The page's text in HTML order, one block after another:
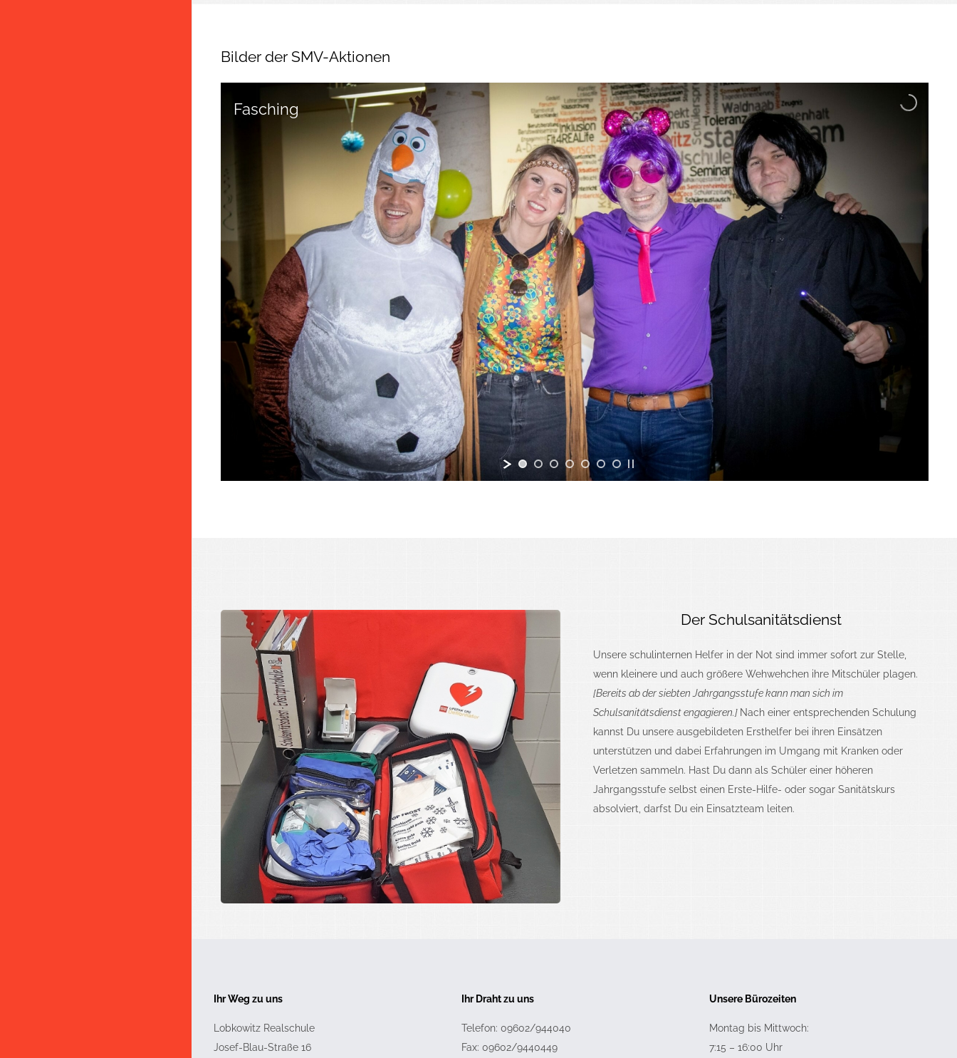
Bilder der SMV-Aktionen
Fasching
Der Schulsanitätsdienst
Unsere schulinternen Helfer in der Not sind immer sofort zur Stelle,
wenn kleinere und auch größere Wehwehchen ihre Mitschüler plagen.
[Bereits ab der siebten Jahrgangsstufe kann man sich im
Schulsanitätsdienst engagieren.] Nach einer entsprechenden Schulung
kannst Du unsere ausgebildeten Ersthelfer bei ihren Einsätzen
unterstützen und dabei Erfahrungen im Umgang mit Kranken oder
Verletzen sammeln. Hast Du dann als Schüler einer höheren
Jahrgangsstufe selbst einen Erste-Hilfe- oder sogar Sanitätskurs
absolviert, darfst Du ein Einsatzteam leiten.
Ihr Weg zu uns
Lobkowitz Realschule
Josef-Blau-Straße 16
Ihr Draht zu uns
Telefon: 09602/944040
Fax: 09602/9440449
Unsere Bürozeiten
Montag bis Mittwoch:
7:15 – 16:00 Uhr